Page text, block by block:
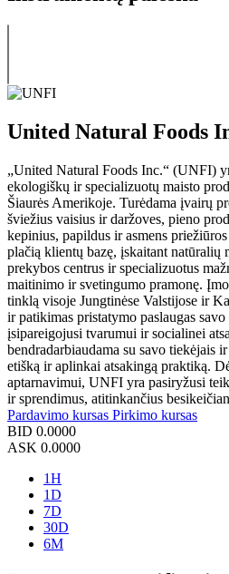
United Natural Foods
„United Natural Foods Inc.“ (UNFI)
ekologiškų ir specializuotų maisto
Šiaurės Amerikoje. Turėdama įvairų
šviežius vaisius ir daržoves, pieno
kepinius, papildus ir asmens
plačią klientų bazę, įskaitant natūralių
prekybos centrus ir specializuotus
maitinimo ir svetingumo pramonę.
tinklą visoje Jungtinėse Valstijose ir
ir patikimas pristatymo paslaugas
įsipareigojusi tvarumui ir socialinei
bendradarbiaudama su savo tiekėjais
etišką ir aplinkai atsakingą praktiką.
aptarnavimui, UNFI yra pasiryžusi
ir sprendimus, atitinkančius
Pardavimo kursas Pirkimo kursas
BID 0.0000
ASK 0.0000
1H
1D
7D
30D
6M